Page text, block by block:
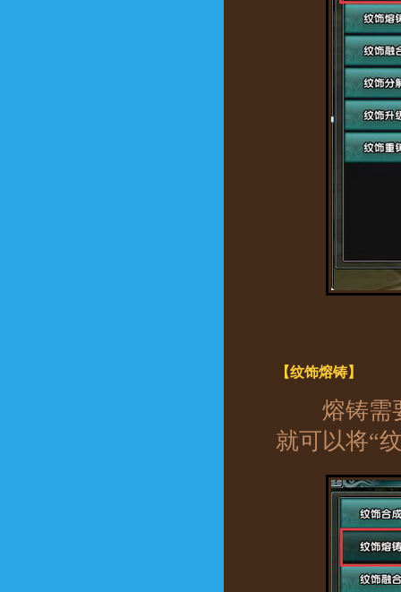
【纹饰熔铸】
熔铸需
就可以将“